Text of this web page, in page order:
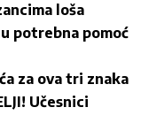
loša
potrebna pomoć
za ova tri znaka
Učesnici